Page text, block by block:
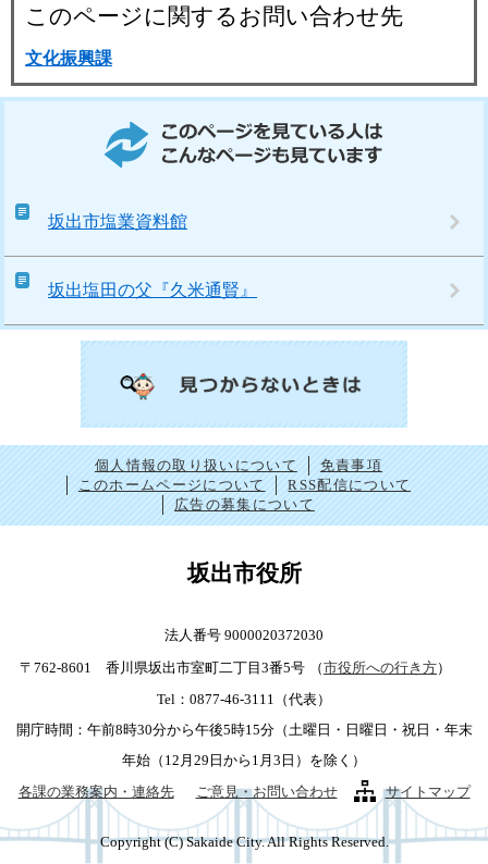
このページに関するお問い合わせ先
文化振興課
坂出市塩業資料館
坂出塩田の父『久米通賢』
個人情報の取り扱いについて
免責事項
このホームページについて
RSS配信について
広告の募集について
坂出市役所
法人番号 9000020372030
〒762-8601 香川県坂出市室町二丁目3番5号
（市役所への行き方）
Tel：0877-46-3111（代表）
開庁時間：午前8時30分から午後5時15分（土曜日・日曜日・祝日・年末
年始（12月29日から1月3日）を除く）
各課の業務案内・連絡先
ご意見・お問い合わせ サイトマップ
Copyright (C) Sakaide City. All Rights Reserved.